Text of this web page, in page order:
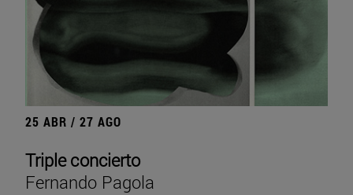
25 ABR / 27 AGO
Triple concierto
Fernando Pagola